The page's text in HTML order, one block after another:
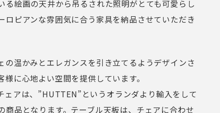
る絵画の天井から吊るされた照明がとても可愛らし
ロピアンな雰囲気に合う家具を納品させていただき
の温かみとエレガンスを引き立てるようデザインさ
に心地よい空間を提供しています。
ェアは、”HUTTEN”というオランダより輸入をして
商品となります。テーブル天板は、チェアに合わせ